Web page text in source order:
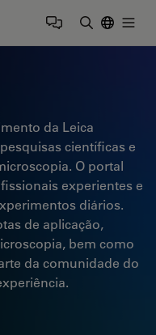
da Leica
científicas e
O portal
experientes e
diários.
de aplicação,
bem como
da comunidade do